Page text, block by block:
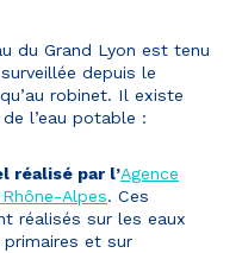
du Grand Lyon est tenu
depuis le
robinet. Il existe
l’eau potable :
réalisé par l’Agence
Alpes. Ces
réalisés sur les eaux
et sur